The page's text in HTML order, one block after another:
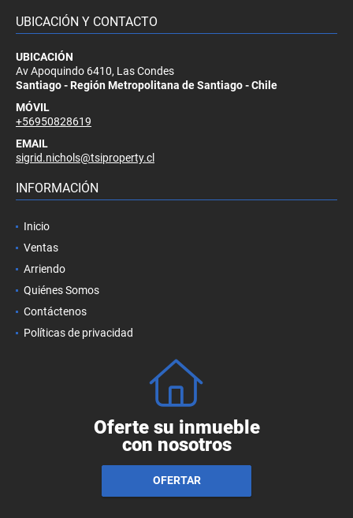
UBICACIÓN Y CONTACTO
UBICACIÓN
Av Apoquindo 6410, Las Condes
Santiago - Región Metropolitana de Santiago - Chile
MÓVIL
+56950828619
EMAIL
sigrid.nichols@tsiproperty.cl
INFORMACIÓN
Inicio
Ventas
Arriendo
Quiénes Somos
Contáctenos
Políticas de privacidad
Oferte su inmueble
con nosotros
OFERTAR